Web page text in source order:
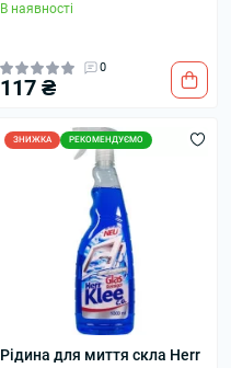
В наявності
0
117 ₴
ЗНИЖКА РЕКОМЕНДУЄМО
Рідина для миття скла Herr